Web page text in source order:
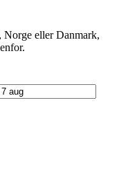
Norge eller Danmark,